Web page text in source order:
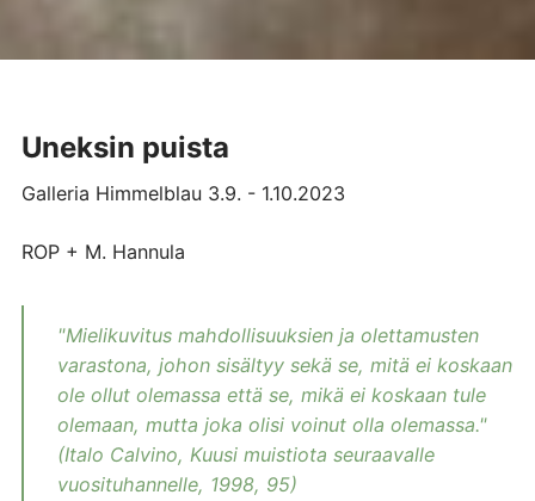
Uneksin puista
Galleria Himmelblau 3.9. - 1.10.2023
ROP + M. Hannula
"Mielikuvitus mahdollisuuksien ja olettamusten
varastona, johon sisältyy sekä se, mitä ei koskaan
ole ollut olemassa että se, mikä ei koskaan tule
olemaan, mutta joka olisi voinut olla olemassa."
(Italo Calvino, Kuusi muistiota seuraavalle
vuosituhannelle, 1998, 95)